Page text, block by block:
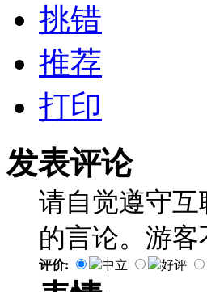
挑错
推荐
打印
发表评论
请自觉遵守
的言论。游客
评价: 中立 好评